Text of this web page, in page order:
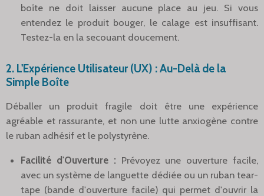
boîte ne doit laisser aucune place au jeu. Si vous
entendez le produit bouger, le calage est insuffisant.
Testez-la en la secouant doucement.
2. L'Expérience Utilisateur (UX) : Au-Delà de la
Simple Boîte
Déballer un produit fragile doit être une expérience
agréable et rassurante, et non une lutte anxiogène contre
le ruban adhésif et le polystyrène.
Facilité d'Ouverture : Prévoyez une ouverture facile,
avec un système de languette dédiée ou un ruban tear-
tape (bande d'ouverture facile) qui permet d'ouvrir la